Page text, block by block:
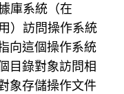
庫系統（在
）訪問操作系統
向這個操作系統
目錄對象訪問相
象存儲操作文件